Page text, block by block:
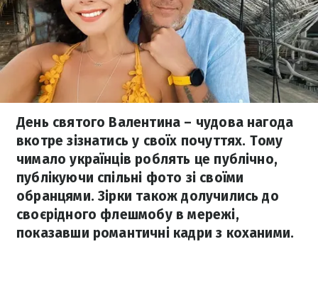
День святого Валентина – чудова нагода
вкотре зізнатись у своїх почуттях. Тому
чимало українців роблять це публічно,
публікуючи спільні фото зі своїми
обранцями. Зірки також долучились до
своєрідного флешмобу в мережі,
показавши романтичні кадри з коханими.